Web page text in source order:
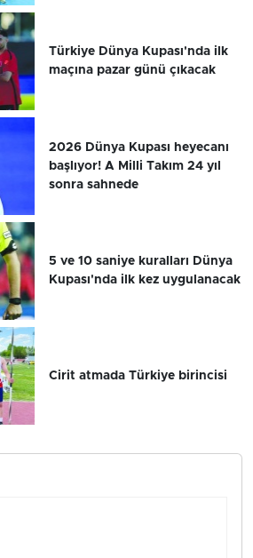
Türkiye Dünya Kupası'nda ilk
maçına pazar günü çıkacak
2026 Dünya Kupası heyecanı
başlıyor! A Milli Takım 24 yıl
sonra sahnede
5 ve 10 saniye kuralları Dünya
Kupası'nda ilk kez uygulanacak
Cirit atmada Türkiye birincisi